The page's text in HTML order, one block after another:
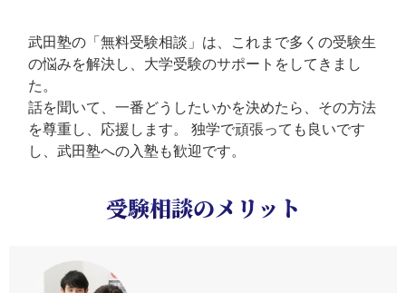
武田塾の「無料受験相談」は、これまで多くの受験生
の悩みを解決し、大学受験のサポートをしてきまし
た。
話を聞いて、一番どうしたいかを決めたら、その方法
を尊重し、応援します。
独学で頑張っても良いです
し、武田塾への入塾も歓迎です。
受験相談のメリット